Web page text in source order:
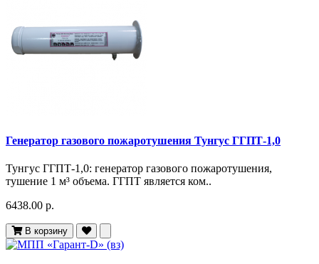
Генератор газового пожаротушения Тунгус ГГПТ-1,0
Тунгус ГГПТ-1,0: генератор газового пожаротушения,
тушение 1 м³ объема. ГГПТ является ком..
6438.00 р.
В корзину